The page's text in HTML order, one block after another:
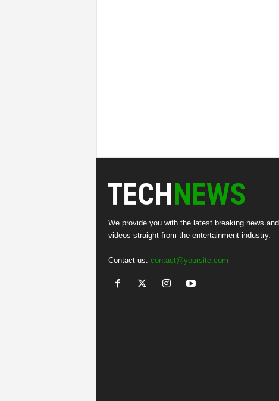
We provide you with the latest breaking news and
videos straight from the entertainment industry.
Contact us: contact@yoursite.com